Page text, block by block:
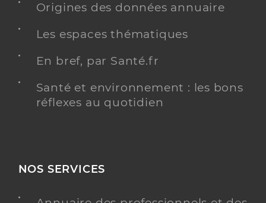
Origines des données annuaire
Les espaces thématiques
En bref, par Santé.fr
Santé et environnement : les bons
réflexes au quotidien
NOS SERVICES